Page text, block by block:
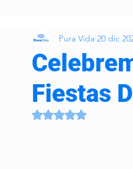
tecnología
Hierba MedicinalFiestas
Pura Vida 20 dic
Obtuvo NaN de 5